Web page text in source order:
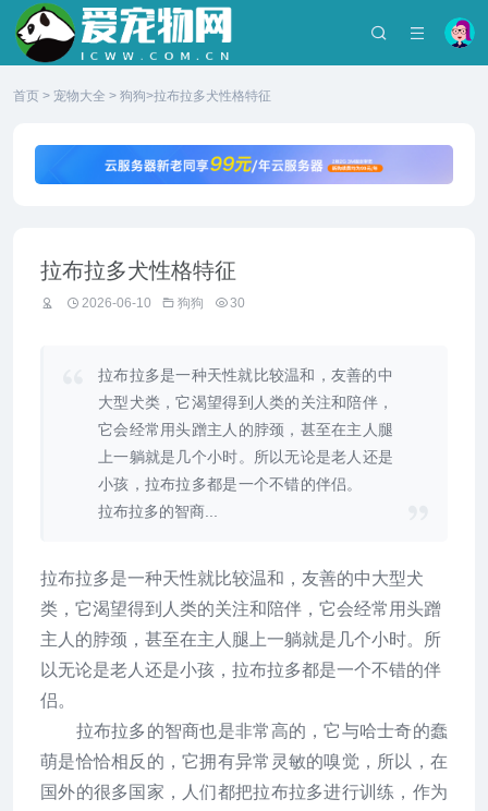
首页 > 宠物大全 > 狗狗>拉布拉多犬性格特征
拉布拉多犬性格特征
2026-06-10 狗狗 30
拉布拉多是一种天性就比较温和，友善的中
大型犬类，它渴望得到人类的关注和陪伴，
它会经常用头蹭主人的脖颈，甚至在主人腿
上一躺就是几个小时。所以无论是老人还是
小孩，拉布拉多都是一个不错的伴侣。
拉布拉多的智商...
拉布拉多是一种天性就比较温和，友善的中大型犬
类，它渴望得到人类的关注和陪伴，它会经常用头蹭
主人的脖颈，甚至在主人腿上一躺就是几个小时。所
以无论是老人还是小孩，拉布拉多都是一个不错的伴
侣。
拉布拉多的智商也是非常高的，它与哈士奇的蠢
萌是恰恰相反的，它拥有异常灵敏的嗅觉，所以，在
国外的很多国家，人们都把拉布拉多进行训练，作为